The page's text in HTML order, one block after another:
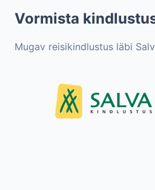
Vormista
Mugav reisikindlustus läbi